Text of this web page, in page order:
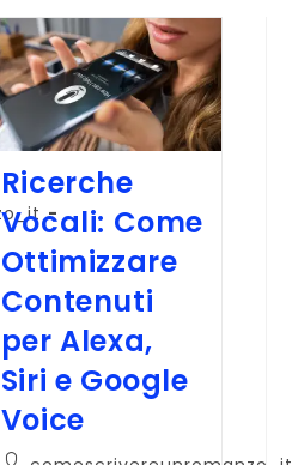
Ricerche
Vocali: Come
Ottimizzare
Contenuti
per Alexa,
Siri e Google
Voice